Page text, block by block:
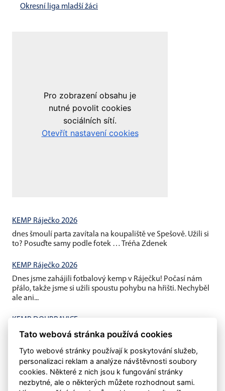
Okresní liga mladší žáci
KEMP Ráječko 2026
dnes šmoulí parta zavítala na koupaliště ve Spešově. Užili si
to? Posuďte samy podle fotek … Tréňa Zdenek
KEMP Ráječko 2026
Dnes jsme zahájili fotbalový kemp v Ráječku! Počasí nám
přálo, takže jsme si užili spoustu pohybu na hřišti. Nechyběl
ale ani...
KEMP DOUBRAVICE
V pátek jsme ukončili závěrečným fotbalovým minigolfem a
Tato webová stránka používá cookies
Tyto webové stránky používají k poskytování služeb,
personalizaci reklam a analýze návštěvnosti soubory
cookies. Některé z nich jsou k fungování stránky
nezbytné, ale o některých můžete rozhodnout sami.